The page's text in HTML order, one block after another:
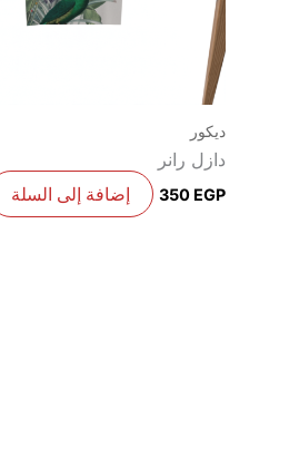
ديكور
دازل رانر
350 EGP إضافة إلى السلة